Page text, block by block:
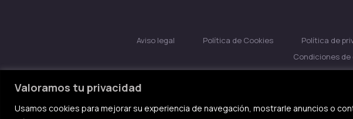
Valoramos tu privacidad
Usamos cookies para mejorar su experiencia de navegación, mostrarle anuncios o
Aviso legal Política de Cookies
Política de
Condiciones de